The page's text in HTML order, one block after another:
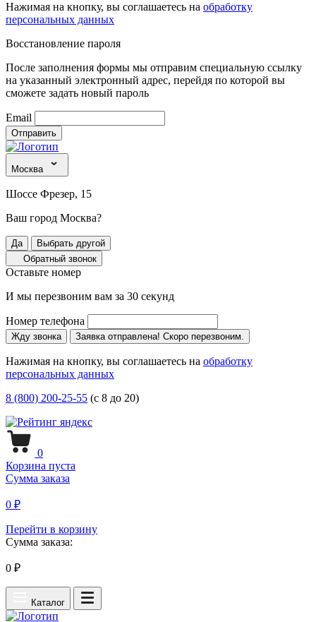
Нажимая на кнопку, вы соглашаетесь на обработку
персональных данных
Восстановление пароля
После заполнения формы мы отправим специальную ссылку
на указанный электронный адрес, перейдя по которой вы
сможете задать новый пароль
Email
Отправить
Москва
Шоссе Фрезер, 15
Ваш город Москва?
Да
Выбрать другой
Обратный звонок
Оставьте номер
И мы перезвоним вам за 30 секунд
Номер телефона
Жду звонка Заявка отправлена! Скоро перезвоним.
Нажимая на кнопку, вы соглашаетесь на обработку
персональных данных
8 (800) 200-25-55 (с 8 до 20)
0
Корзина пуста
Сумма заказа
0 ₽
Перейти в корзину
Сумма заказа:
0 ₽
Каталог